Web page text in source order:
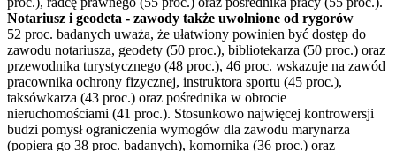
Notariusz i geodeta - zawody także uwolnione od rygorów
52 proc. badanych uważa, że ułatwiony powinien być dostęp do
zawodu notariusza, geodety (50 proc.), bibliotekarza (50 proc.) oraz
przewodnika turystycznego (48 proc.), 46 proc. wskazuje na zawód
pracownika ochrony fizycznej, instruktora sportu (45 proc.),
taksówkarza (43 proc.) oraz pośrednika w obrocie
nieruchomościami (41 proc.). Stosunkowo najwięcej kontrowersji
budzi pomysł ograniczenia wymogów dla zawodu marynarza
(popiera go 38 proc. badanych), komornika (36 proc.) oraz